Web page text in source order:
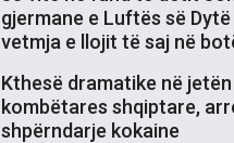
gjermane e Luftës së
vetmja e llojit të saj në
Kthesë dramatike në
kombëtares shqiptare,
shpërndarje kokaine